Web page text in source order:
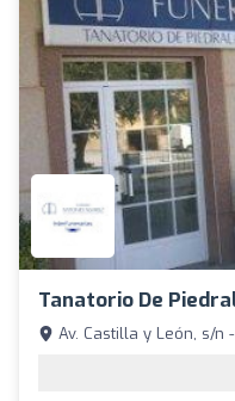
Tanatorio De
Av. Castilla y León, s/n